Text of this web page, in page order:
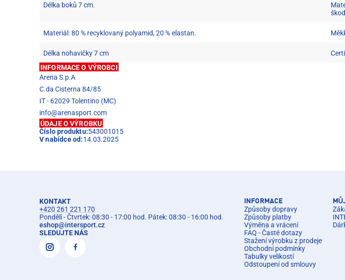
Délka boků 7 cm.
Materiál: 80 % recyklovaný polyamid, 20 % elastan.
Délka nohavičky 7 cm
INFORMACE O VÝROBCI
Arena S.p.A
C.da Cisterna 84/85
IT - 62029 Tolentino (MC)
info@arenasport.com
ÚDAJE O VÝROBKU
Číslo produktu:543001015
V nabídce od:14.03.2025
KONTAKT
+420 261 221 170
Pondělí - Čtvrtek: 08:30 - 17:00 hod. Pátek: 08:30 - 16:00 hod.
eshop@intersport.cz
SLEDUJTE NÁS
INFORMACE
Způsoby dopravy
Způsoby platby
Výměna a vrácení
FAQ - Časté dotazy
Stažení výrobku z prodeje
Obchodní podmínky
Tabulky velikostí
Odstoupení od smlouvy